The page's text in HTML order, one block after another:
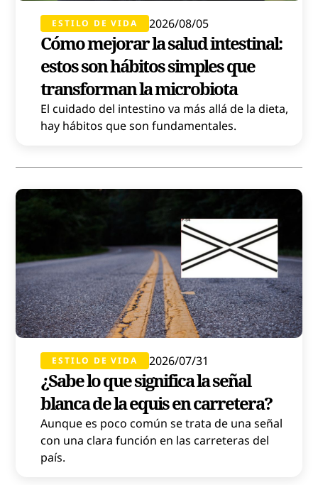
ESTILO DE VIDA 2026/08/05
Cómo mejorar la salud intestinal:
estos son hábitos simples que
transforman la microbiota
El cuidado del intestino va más allá de la dieta,
hay hábitos que son fundamentales.
ESTILO DE VIDA 2026/07/31
¿Sabe lo que significa la señal
blanca de la equis en carretera?
Aunque es poco común se trata de una señal
con una clara función en las carreteras del
país.